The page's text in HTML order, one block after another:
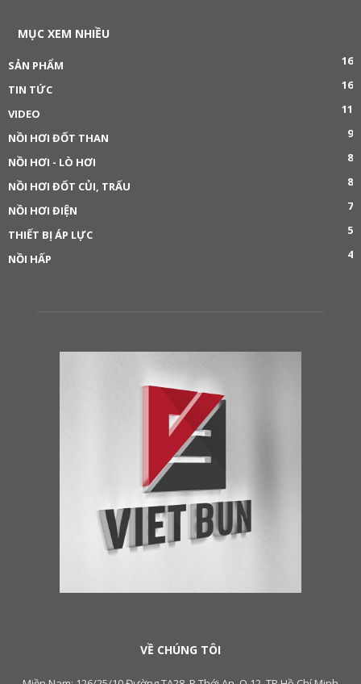
MỤC XEM NHIỀU
SẢN PHẨM
16
TIN TỨC
16
VIDEO
11
NỒI HƠI ĐỐT THAN
9
NỒI HƠI - LÒ HƠI
8
NỒI HƠI ĐỐT CỦI, TRẤU
8
NỒI HƠI ĐIỆN
7
THIẾT BỊ ÁP LỰC
5
NỒI HẤP
4
VỀ CHÚNG TÔI